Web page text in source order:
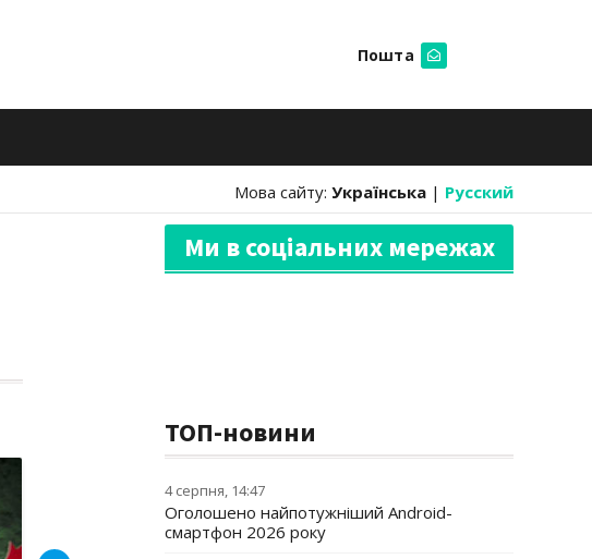
Пошта
Мова сайту: Українська | Русский
Ми в соціальних мережах
ТОП-новини
4 серпня, 14:47
Оголошено найпотужніший Android-
смартфон 2026 року